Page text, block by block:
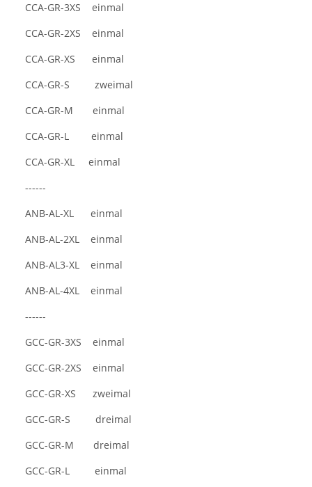
CCA-GR-3XS einmal
CCA-GR-2XS einmal
CCA-GR-XS einmal
CCA-GR-S zweimal
CCA-GR-M einmal
CCA-GR-L einmal
CCA-GR-XL einmal
------
ANB-AL-XL einmal
ANB-AL-2XL einmal
ANB-AL3-XL einmal
ANB-AL-4XL einmal
------
GCC-GR-3XS einmal
GCC-GR-2XS einmal
GCC-GR-XS zweimal
GCC-GR-S dreimal
GCC-GR-M dreimal
GCC-GR-L einmal